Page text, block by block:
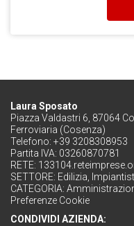
Laura Sposato
Piazza Valdastri 6, 87064
Ferroviaria (Cosenza)
Telefono: +39 3208308953
Partita IVA: 03260870781
RETE:
SETTORE: Edilizia,
CATEGORIA:
Preferenze Cookie
CONDIVIDI AZIENDA: